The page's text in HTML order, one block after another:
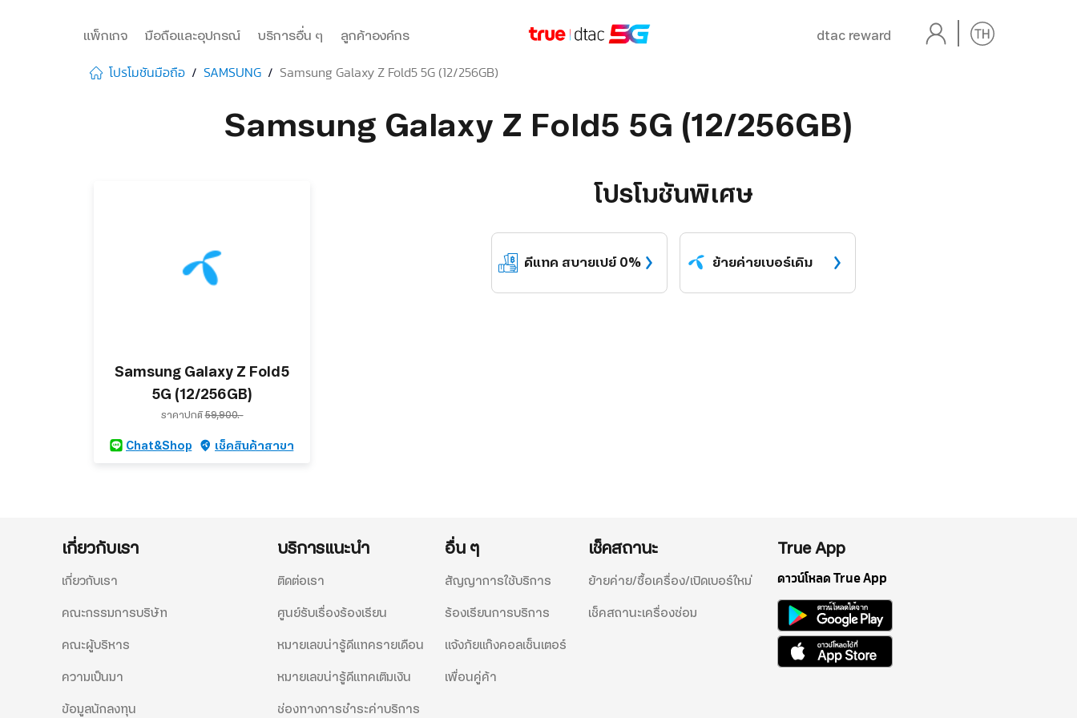
แพ็กเกจ มือถือและอุปกรณ์ บริการอื่น ๆ ลูกค้าองค์กร dtac reward
โปรโมชันมือถือ SAMSUNG Samsung Galaxy Z Fold5 5G (12/256GB)
Samsung Galaxy Z Fold5 5G (12/256GB)
Samsung Galaxy Z Fold5
5G (12/256GB)
ราคาปกติ59,900.-
Chat&Shop เช็คสินค้าสาขา
โปรโมชันพิเศษ
ดีแทค สบายเปย์ 0% ย้ายค่ายเบอร์เดิม
เกี่ยวกับเรา
เกี่ยวกับเรา
คณะกรรมการบริษัท
คณะผู้บริหาร
ความเป็นมา
ข้อมูลนักลงทุน
บริการแนะนำ
ติดต่อเรา
ศูนย์รับเรื่องร้องเรียน
หมายเลขน่ารู้ดีแทครายเดือน
หมายเลขน่ารู้ดีแทคเติมเงิน
ช่องทางการชำระค่าบริการ
อื่น ๆ
สัญญาการใช้บริการ
ร้องเรียนการบริการ
แจ้งภัยแก๊งคอลเซ็นเตอร์
เพื่อนคู่ค้า
เช็คสถานะ
ย้ายค่าย/ซื้อเครื่อง/เปิดเบอร์ใหม่
เช็คสถานะเครื่องซ่อม
True App
ดาวน์โหลด True App